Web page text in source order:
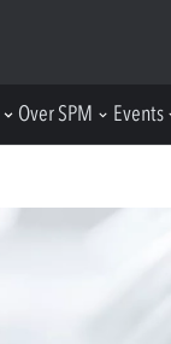
Over SPM Events